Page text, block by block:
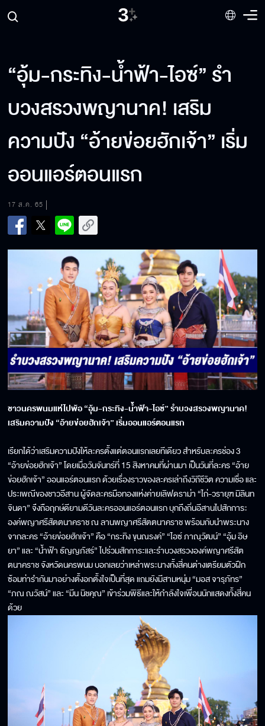
“อุ้ม-กระทิง-น้ำฟ้า-ไอซ์” รำ
บวงสรวงพญานาค! เสริม
ความปัง “อ้ายข่อยฮักเจ้า” เริ่ม
ออนแอร์ตอนแรก
17 ส.ค. 65
ชาวนครพนมแห่ไปพ้อ “อุ้ม-กระทิง-น้ำฟ้า-ไอซ์” รำบวงสรวงพญานาค!
เสริมความปัง “อ้ายข่อยฮักเจ้า” เริ่มออนแอร์ตอนแรก
เรียกได้ว่าเสริมความปังให้ละครตั้งแต่ตอนแรกเลยทีเดียว สำหรับละครช่อง 3
“อ้ายข่อยฮักเจ้า” โดยเมื่อวันจันทร์ที่ 15 สิงหาคมที่ผ่านมา เป็นวันที่ละคร “อ้าย
ข่อยฮักเจ้า” ออนแอร์ตอนแรก ด้วยเรื่องราวของละครเล่าถึงวิถีชีวิต ความเชื่อ และ
ประเพณีของชาวอีสาน ผู้จัดละครมือทองแห่งค่ายเลิฟดราม่า “ไก่-วรายุฑ มิลินท
จินดา” จึงถือฤกษ์ดียามดีวันละครออนแอร์ตอนแรก บุกถึงถิ่นอีสานไปสักการะ
องค์พญาศรีสัตตนาคราช ณ ลานพญาศรีสัตตนาคราช พร้อมกับนำพระนาง
จากละคร “อ้ายข่อยฮักเจ้า” คือ “กระทิง ขุนณรงค์” “ไอซ์ ภาณุวัฒน์” “อุ้ม อิษ
ยา” และ “น้ำฟ้า ธัญญภัสร์” ไปร่วมสักการะและรำบวงสรวงองค์พญาศรีสัต
ตนาคราช จังหวัดนครพนม บอกเลยว่าเหล่าพระนางทั้งสี่คนต่างเตรียมตัวฝึก
ซ้อมท่ารำกันมาอย่างตั้งอกตั้งใจเป็นที่สุด แถมยังมีสามหนุ่ม “มอส จารุภัทร”
“ภณ ณวัสน์” และ “มีน นิชคุณ” เข้าร่วมพิธีและให้กำลังใจเพื่อนนักแสดงทั้งสี่คน
ด้วย